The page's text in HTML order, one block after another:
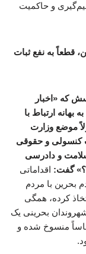
و حاکمیت
قطعاً به نفع ثبات
که «اخبار
بهانه ارتباط با
موضع وزارت
کنسولی و حقوقی
سلامت و دادرسی
گفت: اقداماتی
بحرین با مردم
کرده، همگی
بحرینی یک
منسوخ شده و